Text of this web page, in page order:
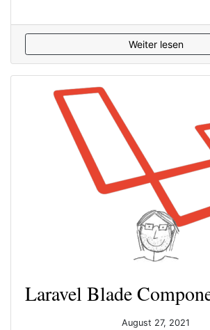
Weiter lesen
Laravel Blade
August 27, 2021